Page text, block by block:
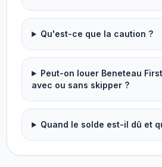
Qu'est-ce que la caution ?
Peut-on louer Beneteau
avec ou sans skipper ?
Quand le solde est-il dû et